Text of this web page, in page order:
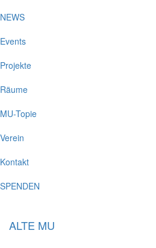
NEWS
Events
Projekte
Räume
MU-Topie
Verein
Kontakt
SPENDEN
ALTE MU